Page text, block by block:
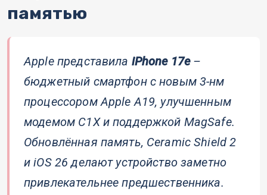
памятью
Apple представила iPhone 17e–
бюджетный смартфон с новым 3-нм
процессором Apple A19, улучшенным
модемом C1X и поддержкой MagSafe.
Обновлённая память, Ceramic Shield 2
и iOS 26 делают устройство заметно
привлекательнее предшественника.